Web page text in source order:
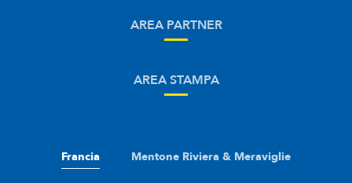
AREA PARTNER
AREA STAMPA
Francia Mentone Riviera & Meraviglie